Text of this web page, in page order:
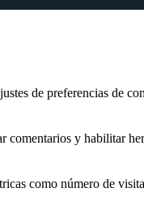
de preferencias de
y habilitar
como número de